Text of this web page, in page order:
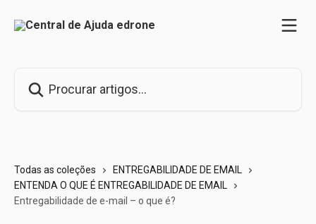
Todas as coleções
ENTREGABILIDADE DE EMAIL
ENTENDA O QUE É ENTREGABILIDADE DE EMAIL
Entregabilidade de e-mail – o que é?